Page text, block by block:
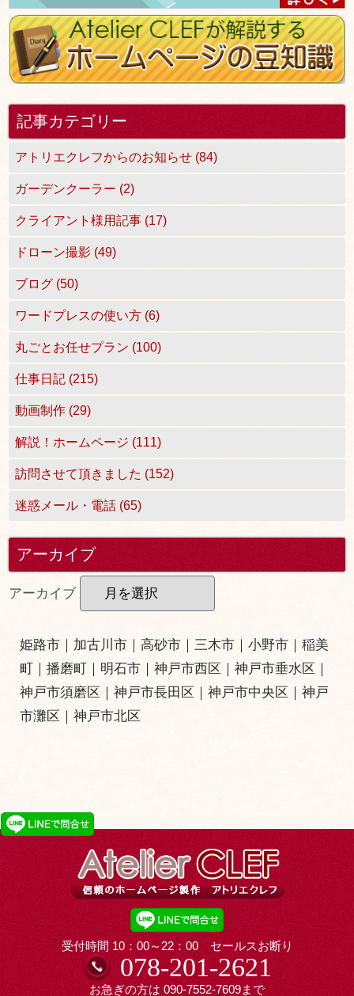
記事カテゴリー
アトリエクレフからのお知らせ (84)
ガーデンクーラー (2)
クライアント様用記事 (17)
ドローン撮影 (49)
ブログ (50)
ワードプレスの使い方 (6)
丸ごとお任せプラン (100)
仕事日記 (215)
動画制作 (29)
解説！ホームページ (111)
訪問させて頂きました (152)
迷惑メール・電話 (65)
アーカイブ
アーカイブ
姫路市 ｜ 加古川市 ｜高砂市 ｜三木市 ｜小野市｜稲美
町 ｜播磨町 ｜ 明石市 ｜神戸市西区 ｜神戸市垂水区 ｜
神戸市須磨区 ｜神戸市長田区 ｜神戸市中央区 ｜神戸
市灘区 ｜神戸市北区
受付時間 10：00～22：00 セールスお断り
078-201-2621
お急ぎの方は 090-7552-7609まで